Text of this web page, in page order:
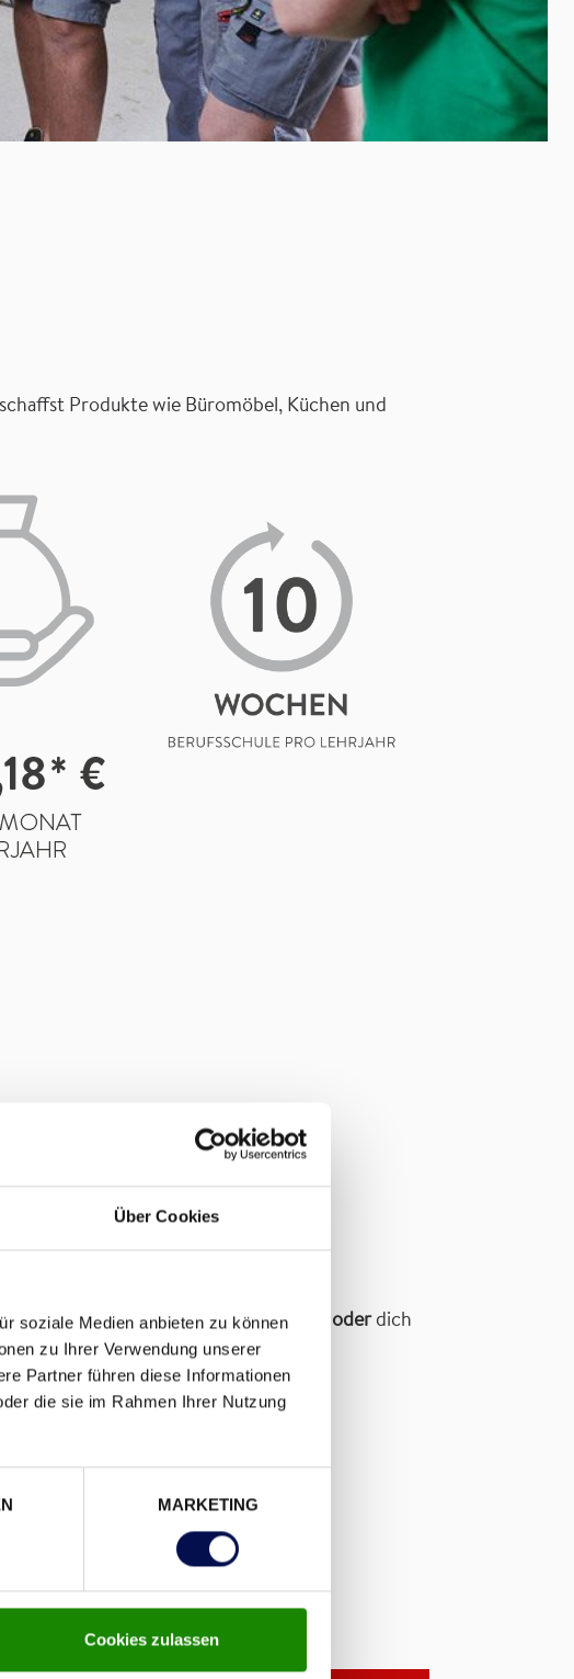
Über Cookies
soziale Medien anbieten zu können
zu Ihrer Verwendung unserer
Partner führen diese Informationen
die sie im Rahmen Ihrer Nutzung
MARKETING
Cookies zulassen
Produkte wie Büromöbel, Küchen und
ausführen
genauer zu informieren, schnuppern oderdich
durch und lass uns reden!”